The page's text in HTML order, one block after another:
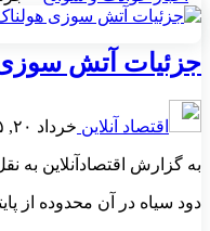
جزئیات آتش سوزی
اقتصاد آنلاین خرداد ۲۰, ۱۴۰۵
به گزارش اقتصادآنلاین به نقل از
دود سیاه در آن محدوده از